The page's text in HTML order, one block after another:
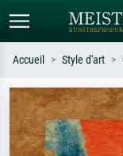
Recherche
Recherchez par artiste,
ex. Monet, Nuit
impressionnisme, vague
Accueil Style d'art